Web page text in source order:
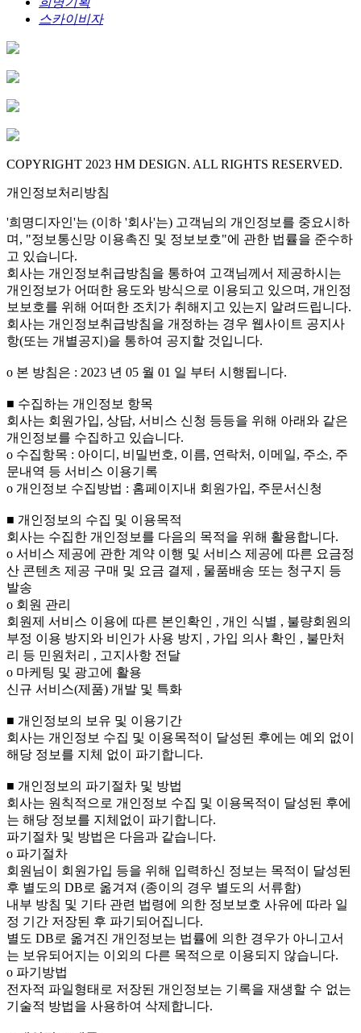
스카이비자
COPYRIGHT 2023 HM DESIGN. ALL RIGHTS RESERVED.
개인정보처리방침
'희명디자인'는 (이하 '회사'는) 고객님의 개인정보를 중요시하
며, "정보통신망 이용촉진 및 정보보호"에 관한 법률을 준수하
고 있습니다.
회사는 개인정보취급방침을 통하여 고객님께서 제공하시는
개인정보가 어떠한 용도와 방식으로 이용되고 있으며, 개인정
보보호를 위해 어떠한 조치가 취해지고 있는지 알려드립니다.
회사는 개인정보취급방침을 개정하는 경우 웹사이트 공지사
항(또는 개별공지)을 통하여 공지할 것입니다.
ο 본 방침은 : 2023 년 05 월 01 일 부터 시행됩니다.
■ 수집하는 개인정보 항목
회사는 회원가입, 상담, 서비스 신청 등등을 위해 아래와 같은
개인정보를 수집하고 있습니다.
ο 수집항목 : 아이디, 비밀번호, 이름, 연락처, 이메일, 주소, 주
문내역 등 서비스 이용기록
ο 개인정보 수집방법 : 홈페이지내 회원가입, 주문서신청
■ 개인정보의 수집 및 이용목적
회사는 수집한 개인정보를 다음의 목적을 위해 활용합니다.
ο 서비스 제공에 관한 계약 이행 및 서비스 제공에 따른 요금정
산 콘텐츠 제공 구매 및 요금 결제 , 물품배송 또는 청구지 등
발송
ο 회원 관리
회원제 서비스 이용에 따른 본인확인 , 개인 식별 , 불량회원의
부정 이용 방지와 비인가 사용 방지 , 가입 의사 확인 , 불만처
리 등 민원처리 , 고지사항 전달
ο 마케팅 및 광고에 활용
신규 서비스(제품) 개발 및 특화
■ 개인정보의 보유 및 이용기간
회사는 개인정보 수집 및 이용목적이 달성된 후에는 예외 없이
해당 정보를 지체 없이 파기합니다.
■ 개인정보의 파기절차 및 방법
회사는 원칙적으로 개인정보 수집 및 이용목적이 달성된 후에
는 해당 정보를 지체없이 파기합니다.
파기절차 및 방법은 다음과 같습니다.
ο 파기절차
회원님이 회원가입 등을 위해 입력하신 정보는 목적이 달성된
후 별도의 DB로 옮겨져 (종이의 경우 별도의 서류함)
내부 방침 및 기타 관련 법령에 의한 정보보호 사유에 따라 일
정 기간 저장된 후 파기되어집니다.
별도 DB로 옮겨진 개인정보는 법률에 의한 경우가 아니고서
는 보유되어지는 이외의 다른 목적으로 이용되지 않습니다.
ο 파기방법
전자적 파일형태로 저장된 개인정보는 기록을 재생할 수 없는
기술적 방법을 사용하여 삭제합니다.